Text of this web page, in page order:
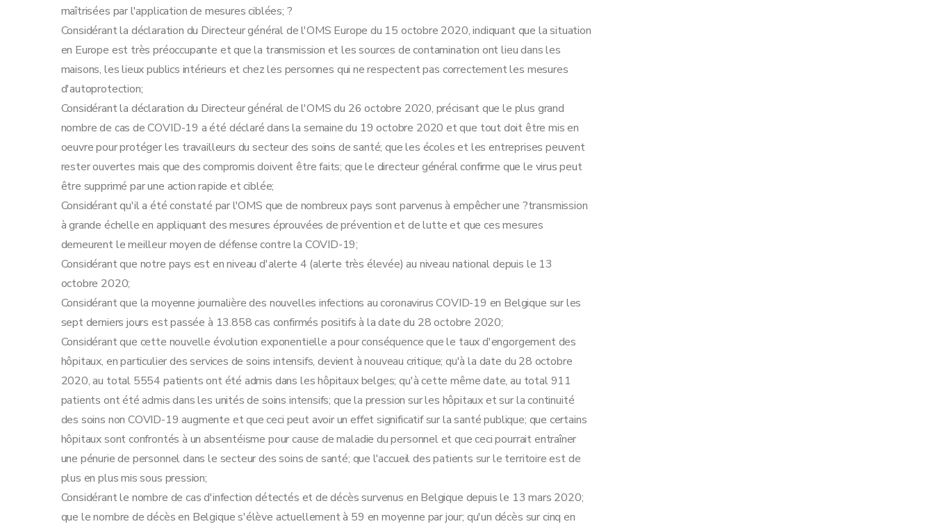
maîtrisées par l'application de mesures ciblées; ?
Considérant la déclaration du Directeur général de l'OMS Europe du 15 octobre 2020, indiquant que la situation
en Europe est très préoccupante et que la transmission et les sources de contamination ont lieu dans les
maisons, les lieux publics intérieurs et chez les personnes qui ne respectent pas correctement les mesures
d'autoprotection;
Considérant la déclaration du Directeur général de l'OMS du 26 octobre 2020, précisant que le plus grand
nombre de cas de COVID-19 a été déclaré dans la semaine du 19 octobre 2020 et que tout doit être mis en
oeuvre pour protéger les travailleurs du secteur des soins de santé; que les écoles et les entreprises peuvent
rester ouvertes mais que des compromis doivent être faits; que le directeur général confirme que le virus peut
être supprimé par une action rapide et ciblée;
Considérant qu'il a été constaté par l'OMS que de nombreux pays sont parvenus à empêcher une ?transmission
à grande échelle en appliquant des mesures éprouvées de prévention et de lutte et que ces mesures
demeurent le meilleur moyen de défense contre la COVID-19;
Considérant que notre pays est en niveau d'alerte 4 (alerte très élevée) au niveau national depuis le 13
octobre 2020;
Considérant que la moyenne journalière des nouvelles infections au coronavirus COVID-19 en Belgique sur les
sept derniers jours est passée à 13.858 cas confirmés positifs à la date du 28 octobre 2020;
Considérant que cette nouvelle évolution exponentielle a pour conséquence que le taux d'engorgement des
hôpitaux, en particulier des services de soins intensifs, devient à nouveau critique; qu'à la date du 28 octobre
2020, au total 5554 patients ont été admis dans les hôpitaux belges; qu'à cette même date, au total 911
patients ont été admis dans les unités de soins intensifs; que la pression sur les hôpitaux et sur la continuité
des soins non COVID-19 augmente et que ceci peut avoir un effet significatif sur la santé publique; que certains
hôpitaux sont confrontés à un absentéisme pour cause de maladie du personnel et que ceci pourrait entraîner
une pénurie de personnel dans le secteur des soins de santé; que l'accueil des patients sur le territoire est de
plus en plus mis sous pression;
Considérant le nombre de cas d'infection détectés et de décès survenus en Belgique depuis le 13 mars 2020;
que le nombre de décès en Belgique s'élève actuellement à 59 en moyenne par jour; qu'un décès sur cinq en